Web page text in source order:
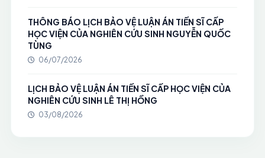
THÔNG BÁO LỊCH BẢO VỆ LUẬN ÁN TIẾN SĨ CẤP
HỌC VIỆN CỦA NGHIÊN CỨU SINH NGUYỄN QUỐC
TÙNG
06/07/2026
LỊCH BẢO VỆ LUẬN ÁN TIẾN SĨ CẤP HỌC VIỆN CỦA
NGHIÊN CỨU SINH LÊ THỊ HỒNG
03/08/2026